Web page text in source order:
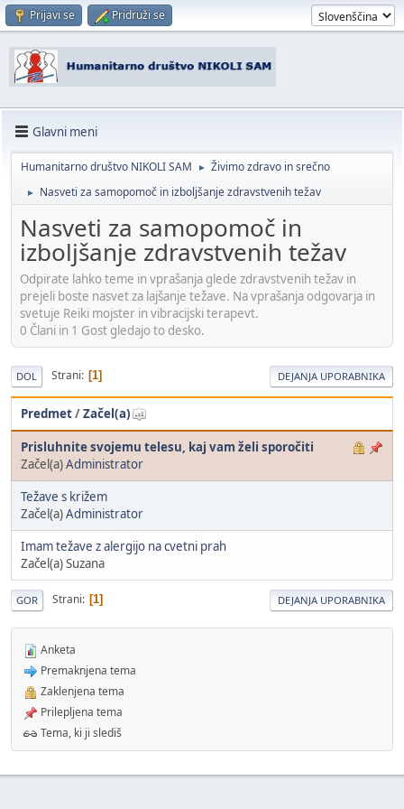
Prijavi se Pridruži se
Glavni meni
Humanitarno društvo NIKOLI SAM ► Živimo zdravo in srečno
► Nasveti za samopomoč in izboljšanje zdravstvenih težav
Nasveti za samopomoč in
izboljšanje zdravstvenih težav
Odpirate lahko teme in vprašanja glede zdravstvenih težav in
prejeli boste nasvet za lajšanje težave. Na vprašanja odgovarja in
svetuje Reiki mojster in vibracijski terapevt.
0 Člani in 1 Gost gledajo to desko.
DOL Strani 1 DEJANJA UPORABNIKA
Predmet/Začel(a)
Prisluhnite svojemu telesu, kaj vam želi sporočiti
Začel(a)Administrator
Težave s križem
Začel(a)Administrator
Imam težave z alergijo na cvetni prah
Začel(a) Suzana
GOR Strani 1 DEJANJA UPORABNIKA
Anketa
Premaknjena tema
Zaklenjena tema
Prilepljena tema
Tema, ki ji slediš